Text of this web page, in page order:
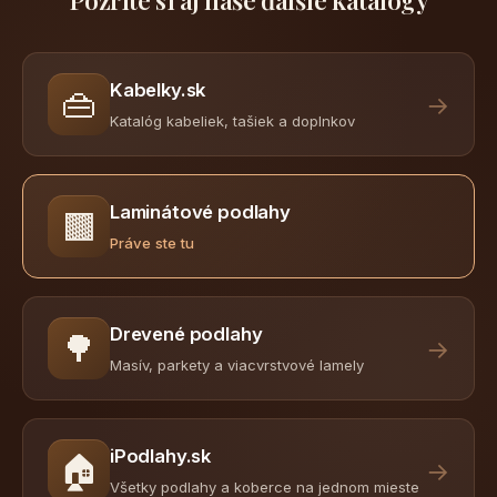
👜 Kabelky.sk
Katalóg kabeliek, tašiek a doplnkov
→
🟫 Laminátové podlahy
Práve ste tu
🌳 Drevené podlahy
Masív, parkety a viacvrstvové lamely
→
🏠 iPodlahy.sk
Všetky podlahy a koberce na jednom mieste
→